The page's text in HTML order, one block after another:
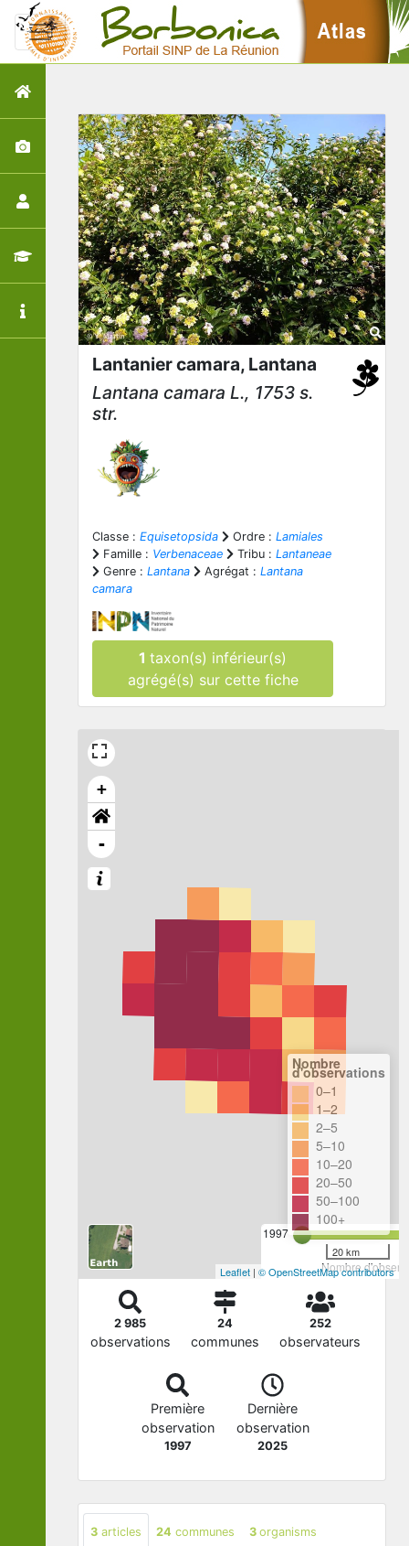
Lantanier camara, Lantana
Lantana camara L., 1753 s.
str.
Classe : Equisetopsida Ordre : Lamiales
Famille : Verbenaceae Tribu : Lantaneae
Genre : Lantana Agrégat : Lantana
camara
1taxon(s) inférieur(s)
agrégé(s) sur cette fiche
+
-
1997
Nombre
Nombre
d'observations
0–1
1–2
2–5
5–10
10–20
20–50
50–100
100+
20 km
Leaflet | © OpenStreetMap contributors
2 985
observations
24
communes
252
observateurs
Première
observation
1997
Dernière
observation
2025
3 articles 24 communes 3 organisms